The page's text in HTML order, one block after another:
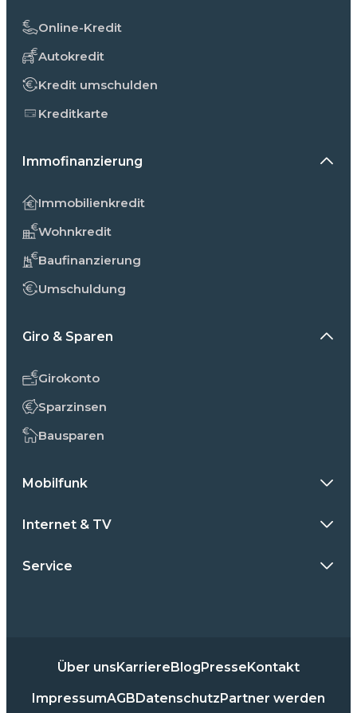
Online-Kredit
Autokredit
Kredit umschulden
Kreditkarte
Immofinanzierung
Immobilienkredit
Wohnkredit
Baufinanzierung
Umschuldung
Giro & Sparen
Girokonto
Sparzinsen
Bausparen
Mobilfunk
Internet & TV
Service
Über uns Karriere Blog Presse Kontakt
ImpressumAGB Datenschutz Partner werden